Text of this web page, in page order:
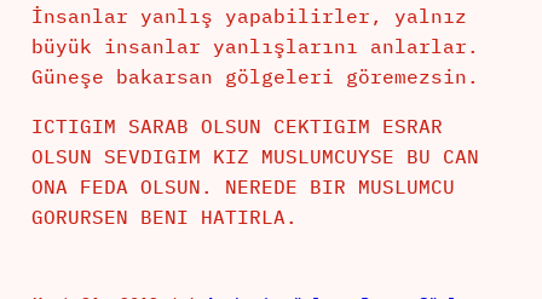
İnsanlar yanlış yapabilirler, yalnız
büyük insanlar yanlışlarını anlarlar.
Güneşe bakarsan gölgeleri göremezsin.
ICTIGIM SARAB OLSUN CEKTIGIM ESRAR
OLSUN SEVDIGIM KIZ MUSLUMCUYSE BU CAN
ONA FEDA OLSUN. NEREDE BIR MUSLUMCU
GORURSEN BENI HATIRLA.